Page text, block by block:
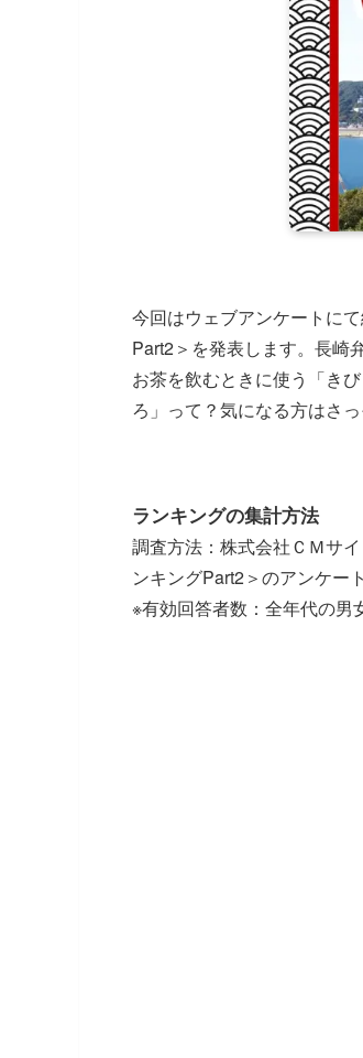
今回はウェブアンケートに
Part2＞を発表します。長崎
お茶を飲むときに使う「き
ろ」って？気になる方はさ
ランキングの集計方法
調査方法：株式会社ＣＭサ
ンキングPart2＞のアンケー
※有効回答者数：全年代の男